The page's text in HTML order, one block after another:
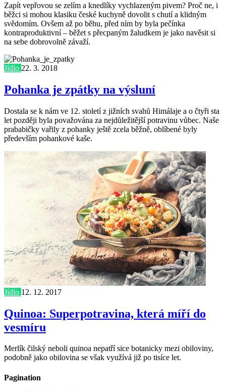
Zapít vepřovou se zelím a knedlíky vychlazeným pivem? Proč ne, i
běžci si mohou klasiku české kuchyně dovolit s chutí a klidným
svědomím. Ovšem až po běhu, před ním by byla pečínka
kontraproduktivní – běžet s přecpaným žaludkem je jako navěsit si
na sebe dobrovolně závaží.
Jídlo 22. 3. 2018
Pohanka je zpátky na výsluní
Dostala se k nám ve 12. století z jižních svahů Himálaje a o čtyři sta
let později byla považována za nejdůležitější potravinu vůbec. Naše
prababičky vařily z pohanky ještě zcela běžně, oblíbené byly
především pohankové kaše.
Jídlo 12. 12. 2017
Quinoa: Superpotravina, která míří do
vesmíru
Merlík čilský neboli quinoa nepatří sice botanicky mezi obiloviny,
podobně jako obilovina se však využívá již po tisíce let.
Pagination